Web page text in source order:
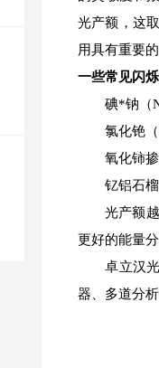
光产额，这
用具有重要的
一些常见闪
碘*钠（
氯化铯
氧化铈
钇铝石
光产额
更好的能量分
卓立汉
器、多道分